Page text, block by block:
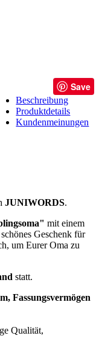
Save
Beschreibung
Produktdetails
Kundenmeinungen
JUNIWORDS.
mit einem
Geschenk für
um Eurer Oma zu
statt.
Fassungsvermögen
Qualität,